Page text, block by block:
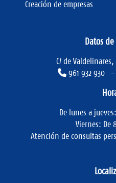
Creación de empresas
Datos
C/ de
961 932 930 -
De lunes a
Viernes: De
Atención de consultas